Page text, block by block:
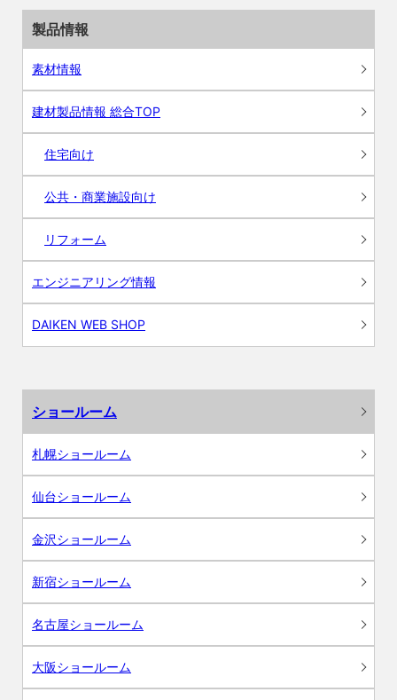
製品情報
素材情報
建材製品情報 総合TOP
住宅向け
公共・商業施設向け
リフォーム
エンジニアリング情報
DAIKEN WEB SHOP
ショールーム
札幌ショールーム
仙台ショールーム
金沢ショールーム
新宿ショールーム
名古屋ショールーム
大阪ショールーム